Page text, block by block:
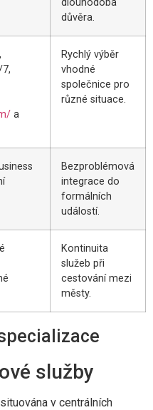
dlouhodobá
důvěra.
a
Rychlý výběr
vhodné
společnice pro
různé situace.
Bezproblémová
integrace do
formálních
událostí.
Kontinuita
služeb při
cestování mezi
městy.
služby
v centrálních